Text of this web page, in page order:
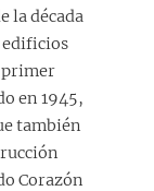
la década
edificios
primer
en 1945,
también
Corazón